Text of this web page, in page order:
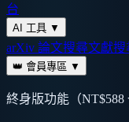
台
AI 工具 ▼
arXiv 論文搜尋文獻搜
👑 會員專區 ▼
終身版功能（NT$588